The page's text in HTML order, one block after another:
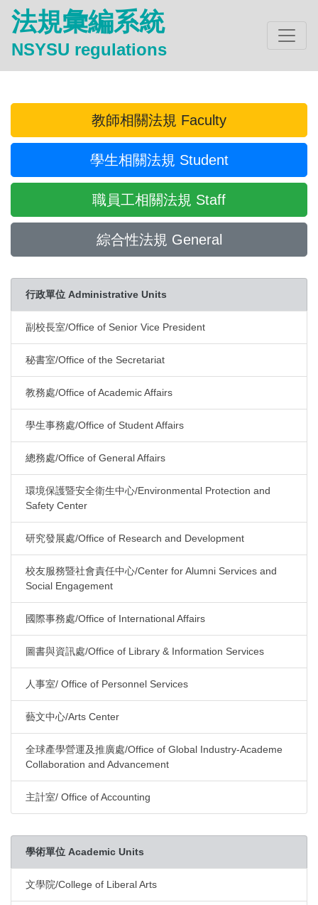
法規彙編系統
NSYSU regulations
教師相關法規 Faculty
學生相關法規 Student
職員工相關法規 Staff
綜合性法規 General
行政單位 Administrative Units
副校長室/Office of Senior Vice President
秘書室/Office of the Secretariat
教務處/Office of Academic Affairs
學生事務處/Office of Student Affairs
總務處/Office of General Affairs
環境保護暨安全衛生中心/Environmental Protection and
Safety Center
研究發展處/Office of Research and Development
校友服務暨社會責任中心/Center for Alumni Services and
Social Engagement
國際事務處/Office of International Affairs
圖書與資訊處/Office of Library & Information Services
人事室/ Office of Personnel Services
藝文中心/Arts Center
全球產學營運及推廣處/Office of Global Industry-Academe
Collaboration and Advancement
主計室/ Office of Accounting
學術單位 Academic Units
文學院/College of Liberal Arts